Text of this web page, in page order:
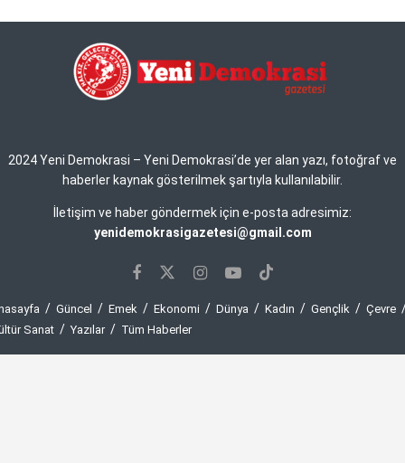
2024 Yeni Demokrasi – Yeni Demokrasi’de yer alan yazı, fotoğraf ve
haberler kaynak gösterilmek şartıyla kullanılabilir.
İletişim ve haber göndermek için e-posta adresimiz:
yenidemokrasigazetesi@gmail.com
Güncel Emek Ekonomi Dünya Kadın Gençlik
Çevre
Sanat
Yazılar Tüm Haberler